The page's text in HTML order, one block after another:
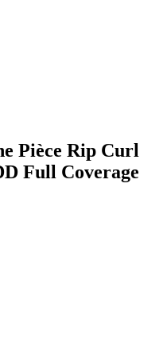
Pièce Rip Curl
Full Coverage